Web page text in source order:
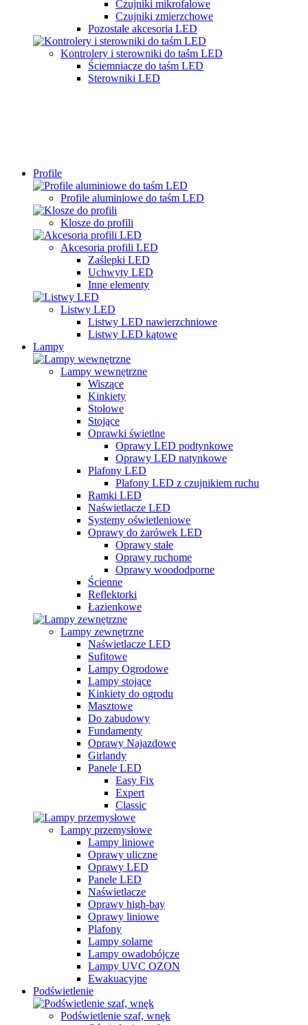
Czujniki mikrofalowe
Czujniki zmierzchowe
Pozostałe akcesoria LED
Kontrolery i sterowniki do taśm LED
Ściemniacze do taśm LED
Sterowniki LED
Profile
Profile aluminiowe do taśm LED
Klosze do profili
Akcesoria profili LED
Zaślepki LED
Uchwyty LED
Inne elementy
Listwy LED
Listwy LED nawierzchniowe
Listwy LED kątowe
Lampy
Lampy wewnętrzne
Wiszące
Kinkiety
Stołowe
Stojące
Oprawki świetlne
Oprawy LED podtynkowe
Oprawy LED natynkowe
Plafony LED
Plafony LED z czujnikiem ruchu
Ramki LED
Naświetlacze LED
Systemy oświetleniowe
Oprawy do żarówek LED
Oprawy stałe
Oprawy ruchome
Oprawy woododporne
Ścienne
Reflektorki
Łazienkowe
Lampy zewnętrzne
Naświetlacze LED
Sufitowe
Lampy Ogrodowe
Lampy stojące
Kinkiety do ogrodu
Masztowe
Do zabudowy
Fundamenty
Oprawy Najazdowe
Girlandy
Panele LED
Easy Fix
Expert
Classic
Lampy przemysłowe
Lampy liniowe
Oprawy uliczne
Oprawy LED
Panele LED
Naświetlacze
Oprawy high-bay
Oprawy liniowe
Plafony
Lampy solarne
Lampy owadobójcze
Lampy UVC OZON
Ewakuacyjne
Podświetlenie
Podświetlenie szaf, wnęk